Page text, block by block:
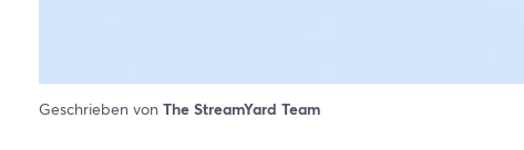
Geschrieben von The StreamYard Team